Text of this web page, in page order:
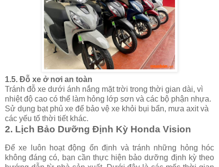
1.5. Đỗ xe ở nơi an toàn
Tránh đỗ xe dưới ánh nắng mặt trời trong thời gian dài, vì
nhiệt độ cao có thể làm hỏng lớp sơn và các bộ phận nhựa.
Sử dụng bạt phủ xe để bảo vệ xe khỏi bụi bẩn, mưa axit và
các yếu tố thời tiết khác.
2. Lịch Bảo Dưỡng Định Kỳ Honda Vision
Để xe luôn hoạt động ổn định và tránh những hỏng hóc
không đáng có, bạn cần thực hiện bảo dưỡng định kỳ theo